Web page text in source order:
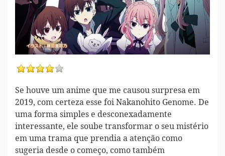
Se houve um anime que me causou surpresa em
2019, com certeza esse foi Nakanohito Genome. De
uma forma simples e desconexadamente
interessante, ele soube transformar o seu mistério
em uma trama que prendia a atenção como
sugeria desde o começo, como também